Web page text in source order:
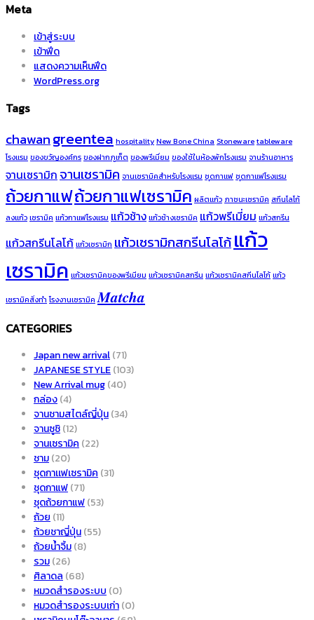
Meta
เข้าสู่ระบบ
เข้าฟีด
แสดงความเห็นฟีด
WordPress.org
Tags
chawangreentea hospitalityNew Bone China Stonewaretableware
โรงแรม ของขวัญองค์กรของฝากภูเก็ต ของพรีเมี่ยม ของใช้ในห้องพักโรงแรม จานร้านอาหาร
จานเซรามิกจานเซรามิค จานเซรามิคสำหรับโรงแรม ชุดกาแฟชุดกาแฟโรงแรม
ถ้วยกาแฟถ้วยกาแฟเซรามิค ผลิตแก้ว ภาชนะเซรามิค สกีนโลโก้
ลงแก้วเซรามิค แก้วกาแฟโรงแรม แก้วช้างแก้วช้างเซรามิค แก้วพรีเมี่ยม แก้วสกรีน
แก้วสกรีนโลโก้แก้วเซรามิก แก้วเซรามิกสกรีนโลโก้แก้ว
เซรามิคแก้วเซรามิคของพรีเมียม แก้วเซรามิคสกรีน แก้วเซรามิคสกีนโลโก้แก้ว
เซรามิคสั่งทำ โรงงานเซรามิค 𝑴𝒂𝒕𝒄𝒉𝒂
CATEGORIES
Japan new arrival(71)
JAPANESE STYLE(103)
New Arrival mug(40)
กล่อง(4)
จานชามสไตล์ญี่ปุ่น(34)
จานซูชิ(12)
จานเซรามิค (22)
ชาม(20)
ชุดกาเเฟเซรามิค (31)
ชุดกาแฟ(71)
ชุดถ้วยกาแฟ(53)
ถ้วย (11)
ถ้วยชาญี่ปุ่น(55)
ถ้วยน้ำจิ้ม(8)
รวม(26)
ศิลาดล (68)
หมวดสำรองระบบ (0)
หมวดสำรองระบบเก่า(0)